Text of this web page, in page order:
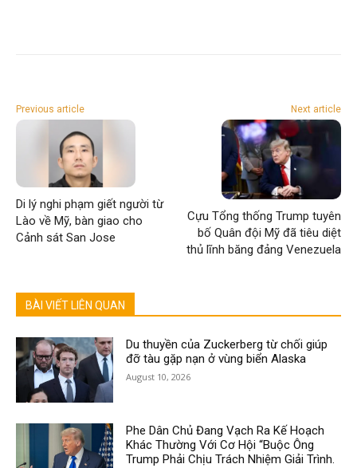
Previous article
Di lý nghi phạm giết người từ
Lào về Mỹ, bàn giao cho
Cảnh sát San Jose
Next article
Cựu Tổng thống Trump tuyên
bố Quân đội Mỹ đã tiêu diệt
thủ lĩnh băng đảng Venezuela
BÀI VIẾT LIÊN QUAN
Du thuyền của Zuckerberg từ chối giúp
đỡ tàu gặp nạn ở vùng biển Alaska
August 10, 2026
Phe Dân Chủ Đang Vạch Ra Kế Hoạch
Khác Thường Với Cơ Hội “Buộc Ông
Trump Phải Chịu Trách Nhiệm Giải Trình.